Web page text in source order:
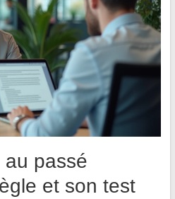
au passé
et son test